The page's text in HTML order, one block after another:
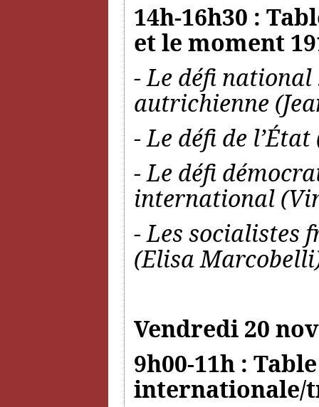
14h-16h30 :
et le moment
- Le défi
autrichienne
- Le défi de
- Le défi
international
- Les socialistes
(Elisa
Vendredi 20
9h00-11h :
internationale/